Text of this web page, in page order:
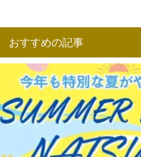
おすすめの記事